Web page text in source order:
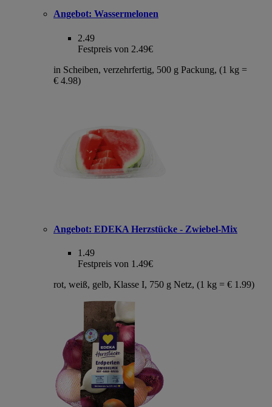
Angebot: Wassermelonen
2.49
Festpreis von 2.49€
in Scheiben, verzehrfertig, 500 g Packung, (1 kg =
€ 4.98)
Angebot: EDEKA Herzstücke - Zwiebel-Mix
1.49
Festpreis von 1.49€
rot, weiß, gelb, Klasse I, 750 g Netz, (1 kg = € 1.99)